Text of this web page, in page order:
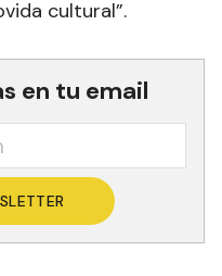
cultural”.
en tu email